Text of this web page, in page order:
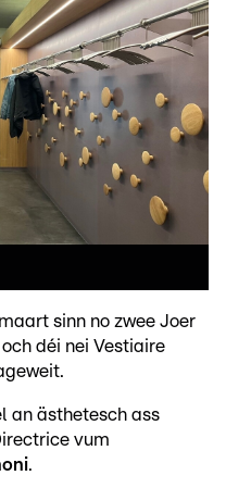
sinn no zwee Joer
déi nei Vestiaire
an ästhetesch ass
vum
.